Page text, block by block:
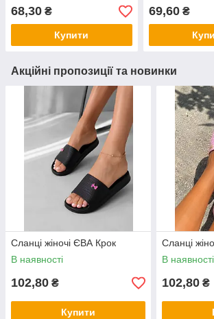
68,30 ₴
Купити
69,60₴
Акційні пропозиції та новинки
Сланці жіночі ЄВА Крок
В наявності
102,80 ₴
Купити
Сланці
В наявності
102,80 ₴